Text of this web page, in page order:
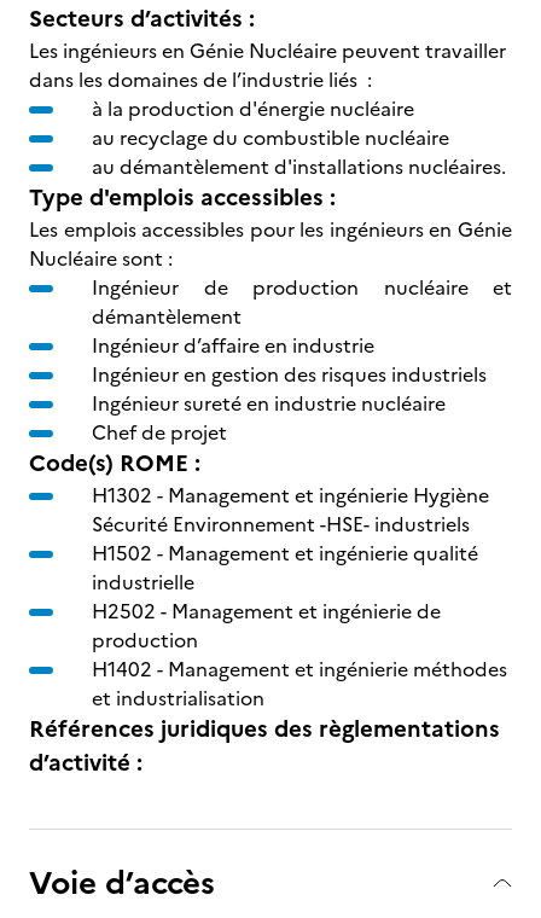
Secteurs d’activités :
Les ingénieurs en Génie Nucléaire peuvent travailler
dans les domaines de l’industrie liés :
à la production d'énergie nucléaire
au recyclage du combustible nucléaire
au démantèlement d'installations nucléaires.
Type d'emplois accessibles :
Les emplois accessibles pour les ingénieurs en Génie
Nucléaire sont :
Ingénieur de production nucléaire et
démantèlement
Ingénieur d’affaire en industrie
Ingénieur en gestion des risques industriels
Ingénieur sureté en industrie nucléaire
Chef de projet
Code(s) ROME :
H1302 - Management et ingénierie Hygiène
Sécurité Environnement -HSE- industriels
H1502 - Management et ingénierie qualité
industrielle
H2502 - Management et ingénierie de
production
H1402 - Management et ingénierie méthodes
et industrialisation
Références juridiques des règlementations
d’activité :
Voie d’accès